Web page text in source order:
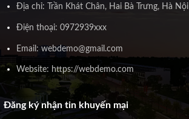
Địa chỉ: Trần Khát Chân, Hai Bà Trưng, Hà Nội
Điện thoại: 0972939xxx
Email: webdemo@gmail.com
Website: https://webdemo.com
Đăng ký nhận tin khuyến mại